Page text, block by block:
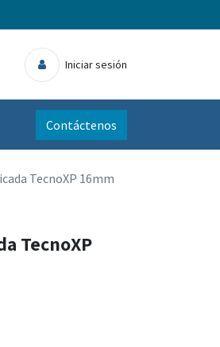
Iniciar sesión
Contáctenos
TecnoXP 16mm
TecnoXP